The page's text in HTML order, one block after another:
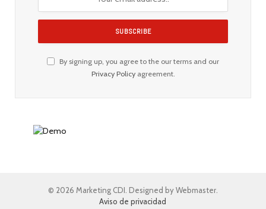
By signing up, you agree to the our terms and our
Privacy Policyagreement.
© 2026 Marketing CDI. Designed by Webmaster.
Aviso de privacidad